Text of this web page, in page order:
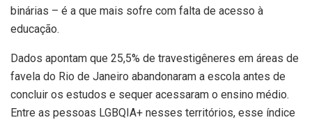
binárias – é a que mais sofre com falta de acesso à
educação.
Dados apontam que 25,5% de travestigêneres em áreas de
favela do Rio de Janeiro abandonaram a escola antes de
concluir os estudos e sequer acessaram o ensino médio.
Entre as pessoas LGBQIA+ nesses territórios, esse índice